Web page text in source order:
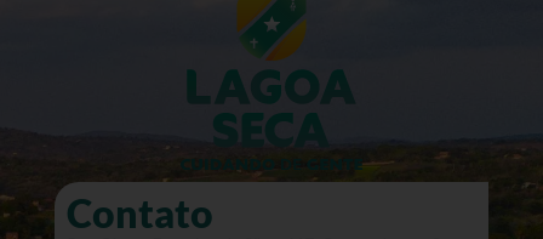
Contato